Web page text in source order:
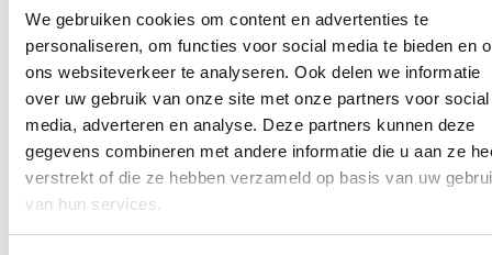
We gebruiken cookies om content en advertenties te
personaliseren, om functies voor social media te bieden en
ons websiteverkeer te analyseren. Ook delen we informatie
over uw gebruik van onze site met onze partners voor social
media, adverteren en analyse. Deze partners kunnen deze
gegevens combineren met andere informatie die u aan ze
verstrekt of die ze hebben verzameld op basis van uw
van hun services.
3,18% andere nationaliteiten),” constateert Vlaams
volksvertegenwoordiger Stijn De Roo die Vlaams minister van
Onderwijs Ben Weyts hierover enkele vragen stelde.
Lees meer
BrusselOnderwijs
Toekomstige werkplekken Vlaamse
overheid voorzien op 50%